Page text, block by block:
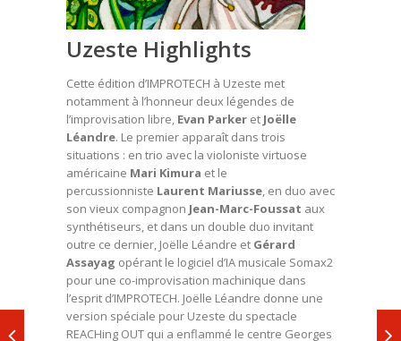
Uzeste Highlights
Cette édition d’IMPROTECH à Uzeste met
notamment à l’honneur deux légendes de
l’improvisation libre, Evan Parker et Joëlle
Léandre. Le premier apparaît dans trois
situations : en trio avec la violoniste virtuose
américaine Mari Kimura et le
percussionniste Laurent Mariusse, en duo avec
son vieux compagnon Jean-Marc-Foussat aux
synthétiseurs, et dans un double duo invitant
outre ce dernier, Joëlle Léandre et Gérard
Assayag opérant le logiciel d’IA musicale Somax2
pour une co-improvisation machinique dans
l’esprit d’IMPROTECH. Joëlle Léandre donne une
version spéciale pour Uzeste du spectacle
REACHing OUT qui a enflammé le centre Georges